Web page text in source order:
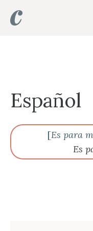
Español
[Es para
Es